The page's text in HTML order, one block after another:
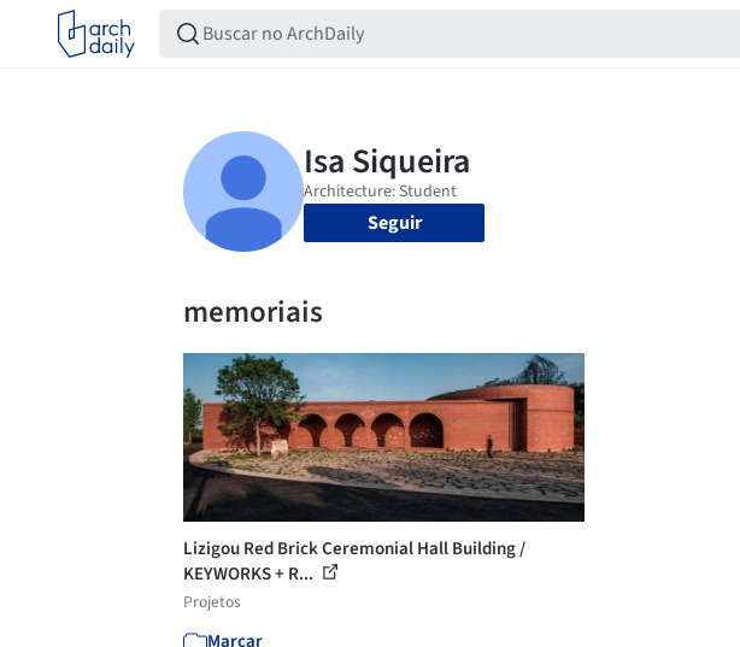
Seguir
memoriais
Lizigou Red Brick Ceremonial Hall Building /
KEYWORKS + R...
Projetos
Marcar